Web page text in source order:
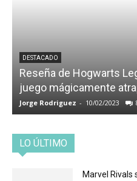
DESTACADO
Reseña de Hogwarts
juego mágicamente
Jorge Rodriguez - 10/02/2023
LO ÚLTIMO
Marvel Rivals